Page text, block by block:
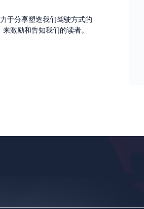
于分享塑造我们驾驶方式的
激励和告知我们的读者。